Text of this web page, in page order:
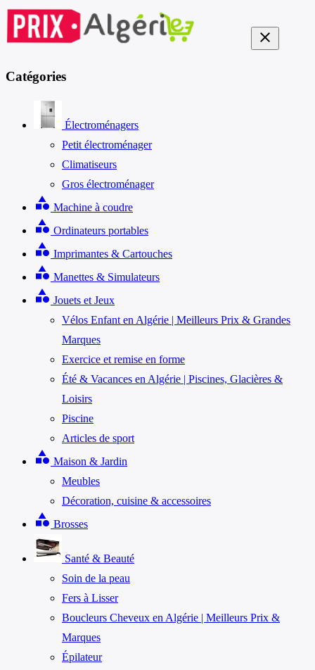
close
Catégories
Électroménagers
Petit électroménager
Climatiseurs
Gros électroménager
category Machine à coudre
category Ordinateurs portables
category Imprimantes & Cartouches
category Manettes & Simulateurs
category Jouets et Jeux
Vélos Enfant en Algérie | Meilleurs Prix & Grandes
Marques
Exercice et remise en forme
Été & Vacances en Algérie | Piscines, Glacières &
Loisirs
Piscine
Articles de sport
category Maison & Jardin
Meubles
Décoration, cuisine & accessoires
category Brosses
Santé & Beauté
Soin de la peau
Fers à Lisser
Boucleurs Cheveux en Algérie | Meilleurs Prix &
Marques
Épilateur